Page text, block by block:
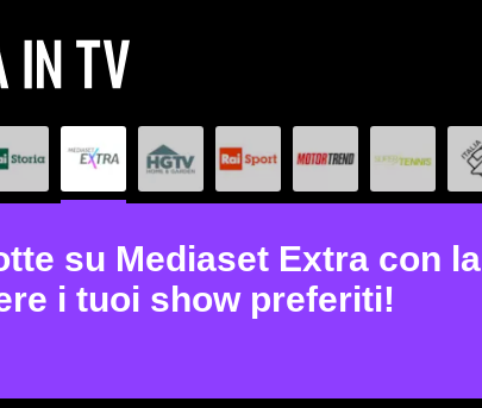
su Mediaset Extra con la
i tuoi show preferiti!